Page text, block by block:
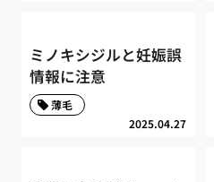
ミノキシジルと妊娠誤
情報に注意
2025.04.27
薄毛